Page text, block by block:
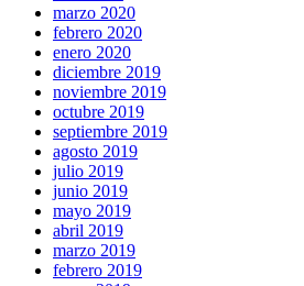
marzo 2020
febrero 2020
enero 2020
diciembre 2019
noviembre 2019
octubre 2019
septiembre 2019
agosto 2019
julio 2019
junio 2019
mayo 2019
abril 2019
marzo 2019
febrero 2019